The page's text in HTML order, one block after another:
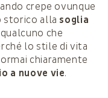
crepe ovunque
storico alla soglia
che
lo stile di vita
chiaramente
a nuove vie.